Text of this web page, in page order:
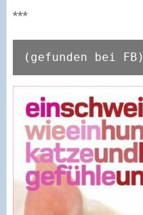
***
(gefunden bei FB)